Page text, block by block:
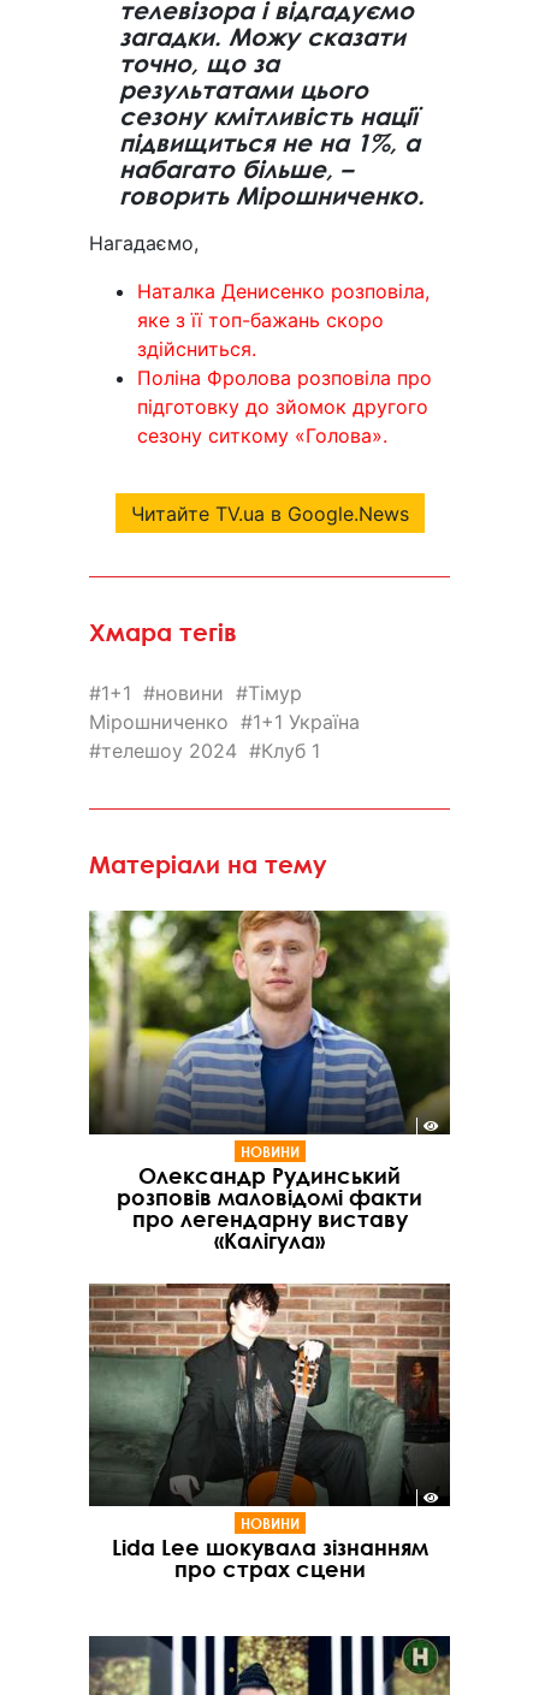
телевізора і відгадуємо
загадки. Можу сказати
точно, що за
результатами цього
сезону кмітливість нації
підвищиться не на 1%, а
набагато більше, –
говорить Мірошниченко.
Нагадаємо,
Наталка Денисенко розповіла,
яке з її топ-бажань скоро
здійсниться.
Поліна Фролова розповіла про
підготовку до зйомок другого
сезону ситкому «Голова».
Читайте TV.ua в Google.News
Хмара тегів
1+1 новини
Тімур
Мірошниченко
1+1 Україна
телешоу 2024
Клуб 1
Матеріали на тему
НОВИНИ
Олександр Рудинський
розповів маловідомі факти
про легендарну виставу
«Калігула»
НОВИНИ
Lida Lee шокувала зізнанням
про страх сцени